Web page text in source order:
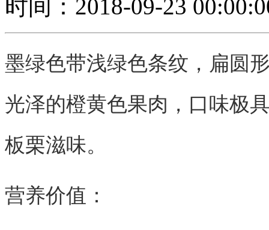
时间：2018-09-23
墨绿色带浅绿色条纹，扁圆
光泽的橙黄色果肉，口味极
板栗滋味。
营养价值：